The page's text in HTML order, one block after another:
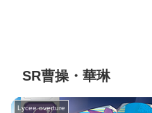
SR曹操・華琳
Lycee overture